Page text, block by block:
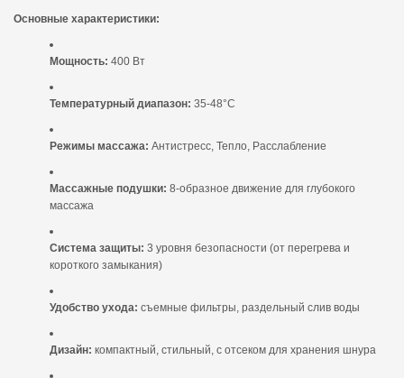
Основные характеристики:
Мощность: 400 Вт
Температурный диапазон: 35-48°C
Режимы массажа: Антистресс, Тепло, Расслабление
Массажные подушки: 8-образное движение для глубокого
массажа
Система защиты: 3 уровня безопасности (от перегрева и
короткого замыкания)
Удобство ухода: съемные фильтры, раздельный слив воды
Дизайн: компактный, стильный, с отсеком для хранения шнура